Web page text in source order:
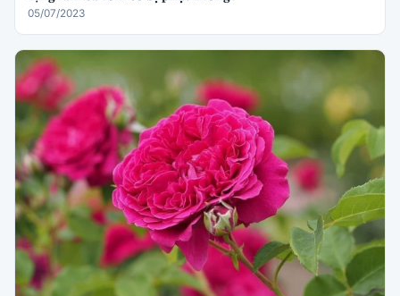
05/07/2023